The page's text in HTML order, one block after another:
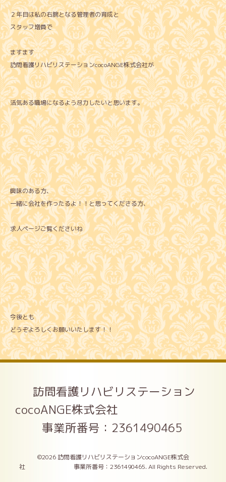
２年目は私の右腕となる管理者の育成と
スタッフ増員で
ますます
訪問看護リハビリステーションcocoANGE株式会社が
活気ある職場になるよう尽力したいと思います。
興味のある方、
一緒に会社を作ったるよ！！と思ってくださる方、
求人ページご覧くださいね
今後とも
どうぞよろしくお願いいたします！！
訪問看護リハビリステーション
cocoANGE株式会社
事業所番号：2361490465
©2026 訪問看護リハビリステーションcocoANGE株式会
社 事業所番号：2361490465. All Rights Reserved.